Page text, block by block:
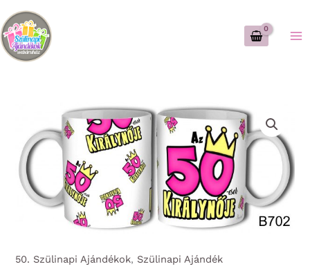
Skip
to
content
50. Szülinapi Ajándékok, Szülinapi Ajándék